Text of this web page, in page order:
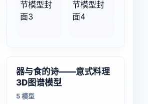
器与食的诗——意式料理
3D图谱模型
5 模型